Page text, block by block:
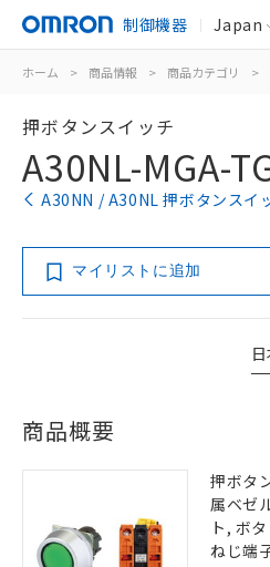
制御機器 Japan
ホーム > 商品情報 > 商品カテゴリ >
押ボタンスイッチ
A30NL-MGA-
A30NN / A30NL 押ボタンスイ
マイリストに追加
商品概要
押ボタ
属ベゼ
ト, ボ
ねじ端